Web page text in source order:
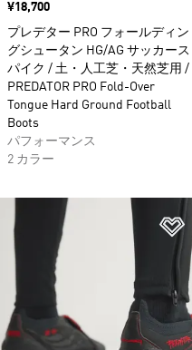
価格
¥18,700
プレデター PRO フォールディン
グシュータン HG/AG サッカース
パイク / 土・人工芝・天然芝用 /
PREDATOR PRO Fold-Over
Tongue Hard Ground Football
Boots
パフォーマンス
2 カラー